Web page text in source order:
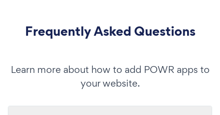
Frequently Asked Questions
Learn more about how to add POWR apps to
your website.